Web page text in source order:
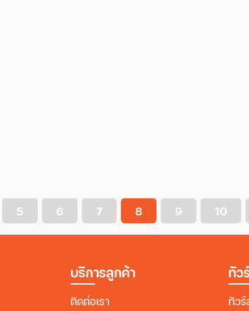
5 6 7 8 9 10
บริการลูกค้า
ติดต่อเรา
ทัว
ทัวร์